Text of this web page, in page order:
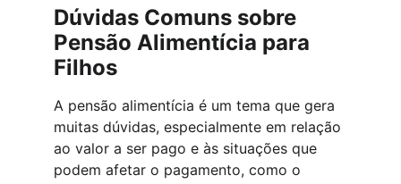
Dúvidas Comuns sobre
Pensão Alimentícia para
Filhos
A pensão alimentícia é um tema que gera
muitas dúvidas, especialmente em relação
ao valor a ser pago e às situações que
podem afetar o pagamento, como o